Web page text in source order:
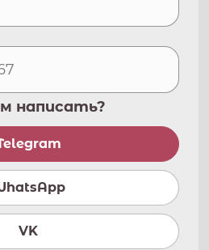
написать?
VK